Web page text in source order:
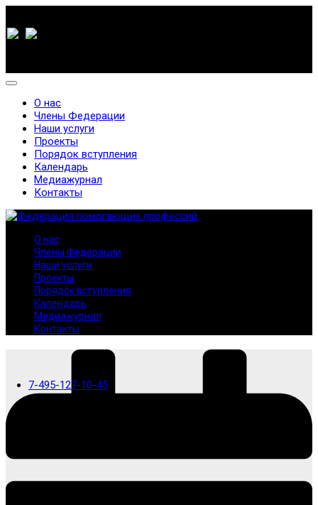
7-495-127-10-45
О нас
Члены Федерации
Наши услуги
Проекты
Порядок вступления
Календарь
Медиажурнал
Контакты
О нас
Члены Федерации
Наши услуги
Проекты
Порядок вступления
Календарь
Медиажурнал
Контакты